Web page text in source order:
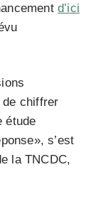
d’ici
de chiffrer
étude
s’est
la TNCDC,